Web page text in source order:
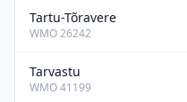
Tartu-Tõravere
WMO26242
Tarvastu
WMO41199